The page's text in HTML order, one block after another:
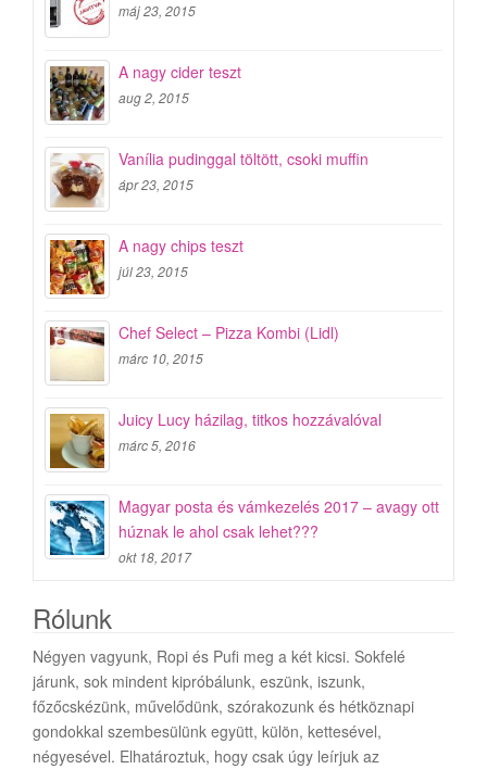
máj 23, 2015
A nagy cider teszt
aug 2, 2015
Vanília pudinggal töltött, csoki muffin
ápr 23, 2015
A nagy chips teszt
júl 23, 2015
Chef Select – Pizza Kombi (Lidl)
márc 10, 2015
Juicy Lucy házilag, titkos hozzávalóval
márc 5, 2016
Magyar posta és vámkezelés 2017 – avagy ott
húznak le ahol csak lehet???
okt 18, 2017
Rólunk
Négyen vagyunk, Ropi és Pufi meg a két kicsi. Sokfelé
járunk, sok mindent kipróbálunk, eszünk, iszunk,
főzőcskézünk, művelődünk, szórakozunk és hétköznapi
gondokkal szembesülünk együtt, külön, kettesével,
négyesével. Elhatároztuk, hogy csak úgy leírjuk az